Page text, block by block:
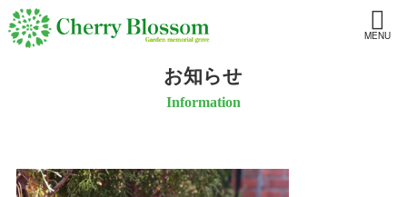
MENU
お知らせ
Information